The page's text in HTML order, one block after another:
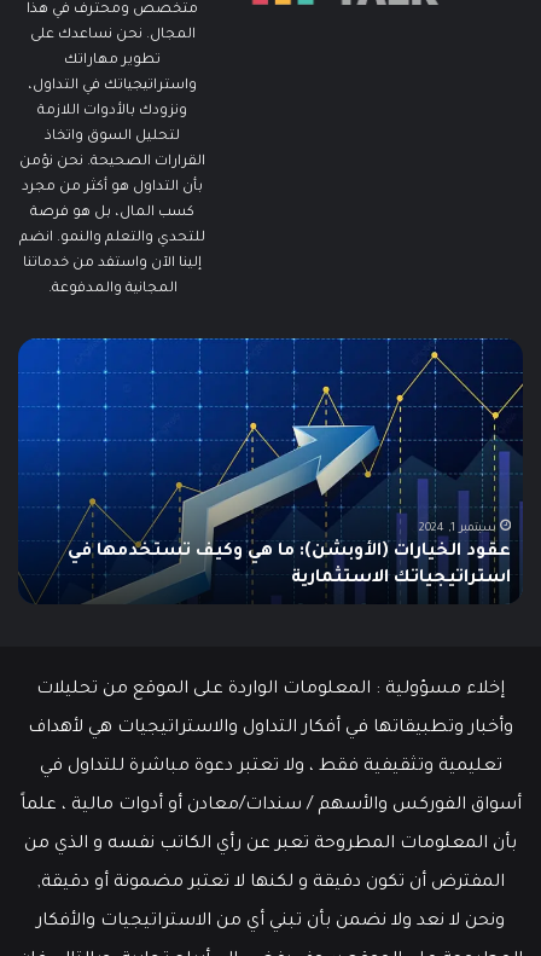
متخصص ومحترف في هذا
المجال. نحن نساعدك على
تطوير مهاراتك
واستراتيجياتك في التداول،
ونزودك بالأدوات اللازمة
لتحليل السوق واتخاذ
القرارات الصحيحة. نحن نؤمن
بأن التداول هو أكثر من مجرد
كسب المال، بل هو فرصة
للتحدي والتعلم والنمو. انضم
إلينا الآن واستفد من خدماتنا
المجانية والمدفوعة.
(الأوبشن): ما هي وكيف تستخدمها في
ما
هو
Swing
دليلك
الشامل
للمبتدئين
يونيو 10, 2025
ما هو الـ Swing Trading؟ دليلك الشامل للمبتدئين
إخلاء مسؤولية : المعلومات الواردة على الموقع من تحليلات
وأخبار وتطبيقاتها في أفكار التداول والاستراتيجيات هي لأهداف
تعليمية وتثقيفية فقط ، ولا تعتبر دعوة مباشرة للتداول في
أسواق الفوركس والأسهم / سندات/معادن أو أدوات مالية ، علماً
بأن المعلومات المطروحة تعبر عن رأي الكاتب نفسه و الذي من
المفترض أن تكون دقيقة و لكنها لا تعتبر مضمونة أو دقيقة,
ونحن لا نعد ولا نضمن بأن تبني أي من الاستراتيجيات والأفكار